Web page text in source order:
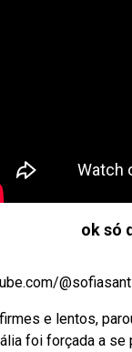
ok só
e lentos,
foi forçada a